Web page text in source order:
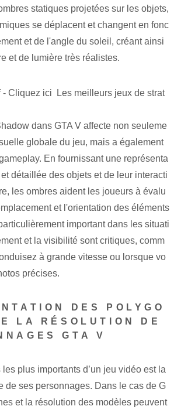
statiques projetées sur les objets,
se déplacent et changent en fonc
et de l'angle du soleil, créant ainsi
et de lumière très réalistes.
- Cliquez ici Les meilleurs jeux de strat
dans GTA V affecte non seuleme
globale du jeu, mais a également
En fournissant une représenta
détaillée des objets et de leur interacti
les ombres aident les joueurs à évalu
et l'orientation des éléments
important dans les situati
et la visibilité sont critiques, comm
à grande vitesse ou lorsque vo
précises.
DES POLYGO
LA RÉSOLUTION DE
GTA V
les plus importants d’un jeu vidéo est la
de ses personnages. Dans le cas de G
et la résolution des modèles peuvent